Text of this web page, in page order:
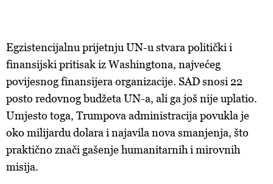
Egzistencijalnu prijetnju UN-u stvara politički i
finansijski pritisak iz Washingtona, najvećeg
povijesnog finansijera organizacije. SAD snosi 22
posto redovnog budžeta UN-a, ali ga još nije uplatio.
Umjesto toga, Trumpova administracija povukla je
oko milijardu dolara i najavila nova smanjenja, što
praktično znači gašenje humanitarnih i mirovnih
misija.